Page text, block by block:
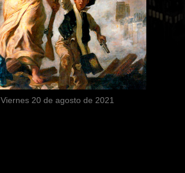
Viernes 20 de agosto de 2021